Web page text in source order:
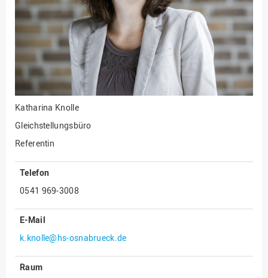
Katharina Knolle
Gleichstellungsbüro
Referentin
Telefon
0541 969-3008
E-Mail
k.knolle@hs-osnabrueck.de
Raum